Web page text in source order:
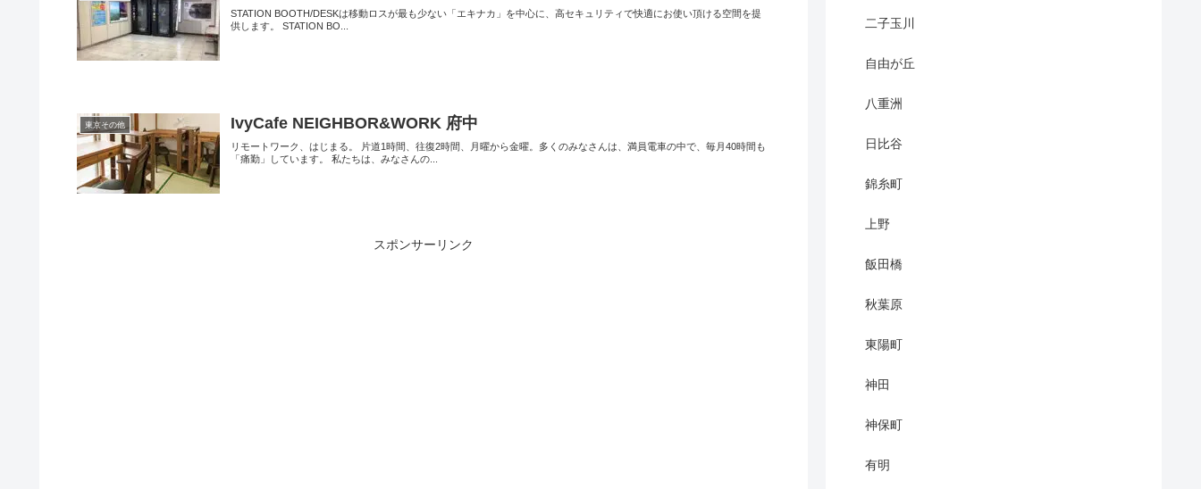
STATION BOOTH/DESKは移動ロスが最も少ない「エキナカ」を中心に、高セキュリティで快適にお使い頂ける空間を提
供します。 STATION BO...
東京その他 IvyCafe NEIGHBOR&WORK 府中
リモートワーク、はじまる。 片道1時間、往復2時間、月曜から金曜。多くのみなさんは、満員電車の中で、毎月40時間も
「痛勤」しています。 私たちは、みなさんの...
スポンサーリンク
二子玉川
自由が丘
八重洲
日比谷
錦糸町
上野
飯田橋
秋葉原
東陽町
神田
神保町
有明